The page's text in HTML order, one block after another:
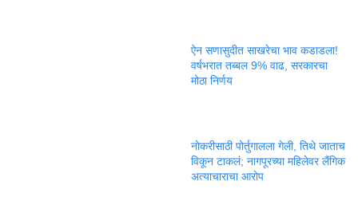
ऐन सणासुदीत साखरेचा भाव कडाडला!
वर्षभरात तब्बल 9% वाढ, सरकारचा
मोठा निर्णय
नोकरीसाठी पोर्तुगालला गेली, तिथे जाताच
विकून टाकलं; नागपूरच्या महिलेवर लैंगिक
अत्याचाराचा आरोप